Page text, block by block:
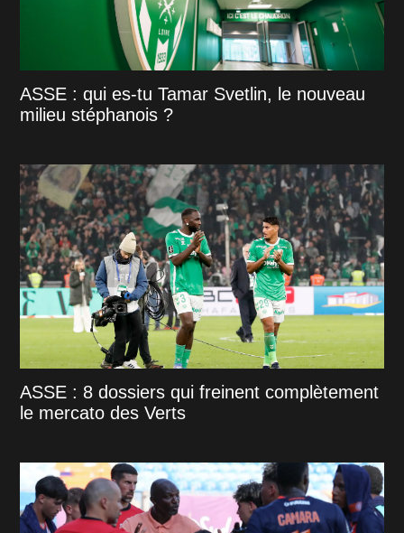
ASSE : qui es-tu Tamar Svetlin, le nouveau
milieu stéphanois ?
ASSE : 8 dossiers qui freinent complètement
le mercato des Verts